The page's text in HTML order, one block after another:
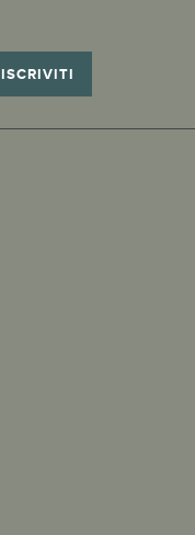
ISCRIVITI